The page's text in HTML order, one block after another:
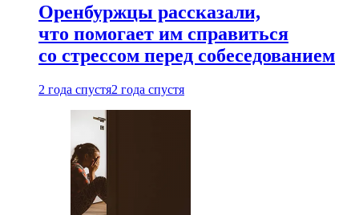
Оренбуржцы рассказали,
что помогает им справиться
со стрессом перед собеседованием
2 года спустя2 года спустя